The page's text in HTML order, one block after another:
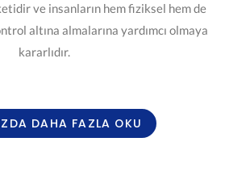
ve insanların hem fiziksel hem de
altına almalarına yardımcı olmaya
kararlıdır.
DAHA FAZLA OKU